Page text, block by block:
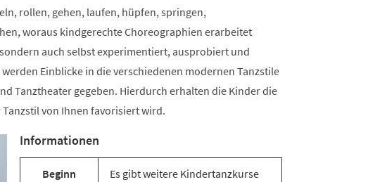
rollen, gehen, laufen, hüpfen, springen,
woraus kindgerechte Choreographien erarbeitet
auch selbst experimentiert, ausprobiert und
Einblicke in die verschiedenen modernen Tanzstile
Tanztheater gegeben. Hierdurch erhalten die Kinder die
von Ihnen favorisiert wird.
Informationen
Beginn
Es gibt weitere Kindertanzkurse